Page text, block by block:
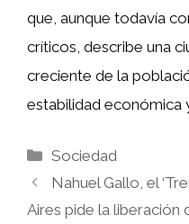
que, aunque todavía
críticos, describe una
creciente de la
estabilidad económica
Categorías
Sociedad
Nahuel Gallo, el
Aires pide la liberación